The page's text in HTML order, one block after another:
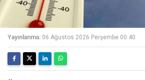
Yayınlanma: 06 Ağustos 2026 Perşembe 00:40